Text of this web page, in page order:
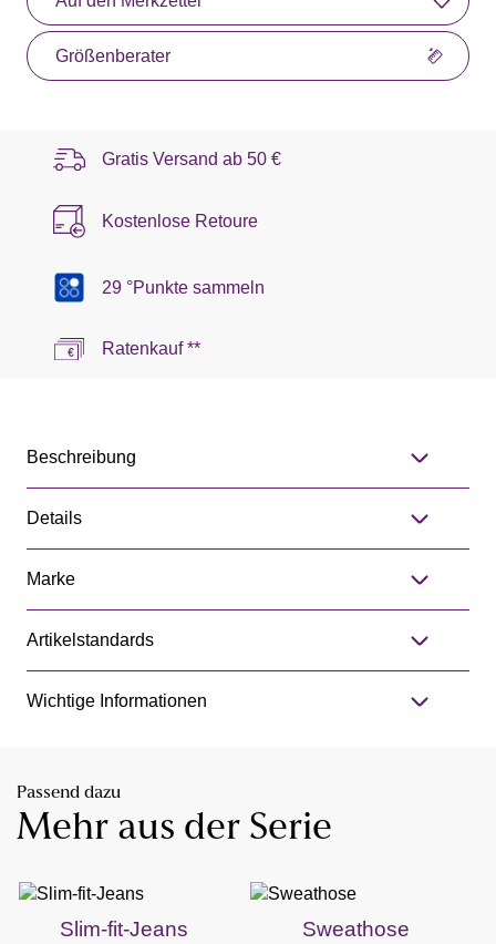
Größenberater
Gratis Versand ab 50 €
Kostenlose Retoure
29 °Punkte sammeln
Ratenkauf **
Beschreibung
Details
Marke
Artikelstandards
Wichtige Informationen
Passend dazu
Mehr aus der Serie
Slim-fit-Jeans Sweathose